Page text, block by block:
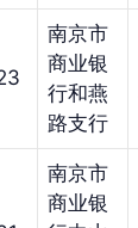
南京市
商业银
行和燕
路支行
南京市
商业银